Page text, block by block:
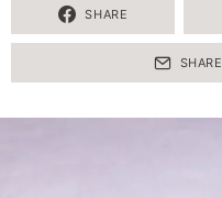
SHARE
SHARE